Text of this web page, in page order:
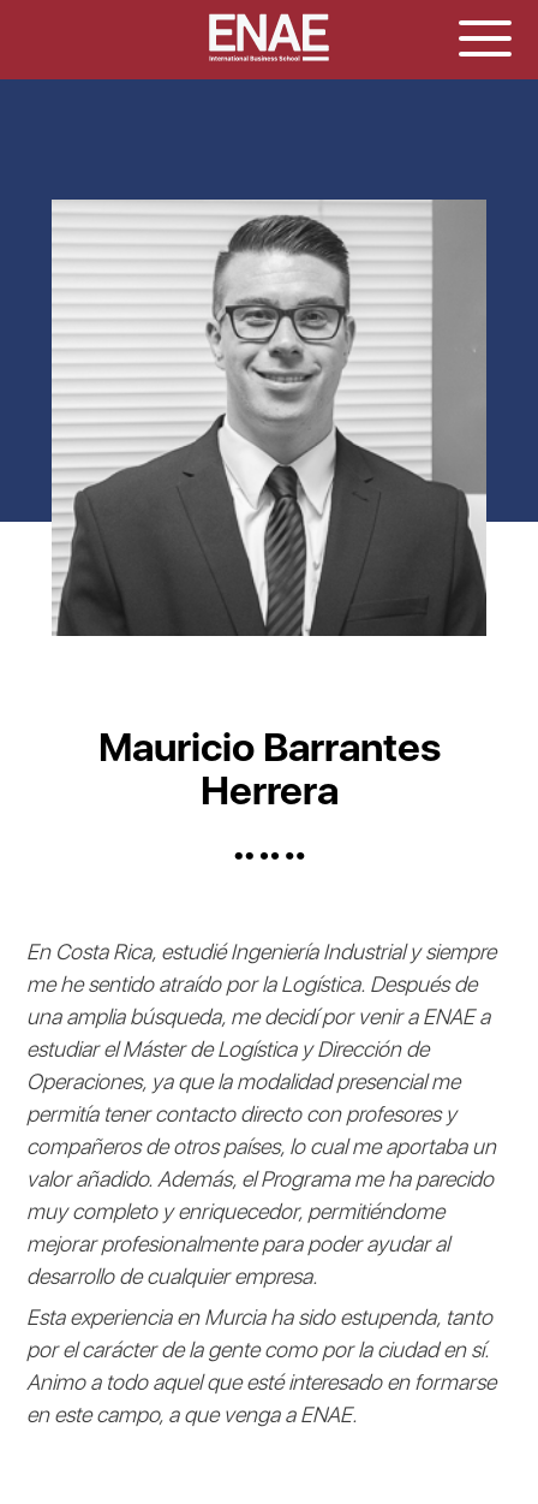
Mauricio Barrantes
Herrera
En Costa Rica, estudié Ingeniería Industrial y siempre
me he sentido atraído por la Logística. Después de
una amplia búsqueda, me decidí por venir a ENAE a
estudiar el Máster de Logística y Dirección de
Operaciones, ya que la modalidad presencial me
permitía tener contacto directo con profesores y
compañeros de otros países, lo cual me aportaba un
valor añadido. Además, el Programa me ha parecido
muy completo y enriquecedor, permitiéndome
mejorar profesionalmente para poder ayudar al
desarrollo de cualquier empresa.
Esta experiencia en Murcia ha sido estupenda, tanto
por el carácter de la gente como por la ciudad en sí.
Animo a todo aquel que esté interesado en formarse
en este campo, a que venga a ENAE.